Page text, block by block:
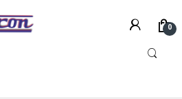
0